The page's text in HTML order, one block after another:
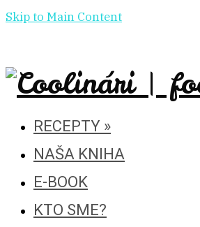
Skip to Main Content
RECEPTY »
NAŠA KNIHA
E-BOOK
KTO SME?